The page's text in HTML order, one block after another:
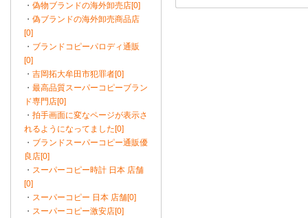
・ 偽物ブランドの海外卸売店[0]
・ 偽ブランドの海外卸売商品店
[0]
・ ブランドコピーパロディ通販
[0]
・ 吉岡拓大牟田市犯罪者[0]
・ 最高品質スーパーコピーブラン
ド専門店[0]
・ 拍手画面に変なページが表示さ
れるようになってました[0]
・ ブランドスーパーコピー通販優
良店[0]
・ スーパーコピー時計 日本 店舗
[0]
・ スーパーコピー 日本 店舗[0]
・ スーパーコピー激安店[0]